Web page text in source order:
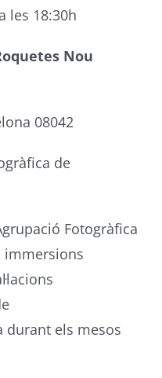
les 18:30h
Nou
08042
de
Fotogràfica
immersions
durant els mesos